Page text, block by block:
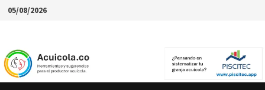
Saltar
05/08/2026